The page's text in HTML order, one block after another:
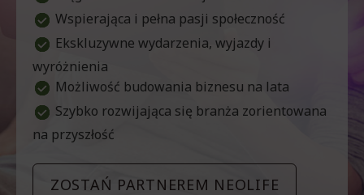
Wspierająca i pełna pasji społeczność
Ekskluzywne wydarzenia, wyjazdy i
wyróżnienia
Możliwość budowania biznesu na lata
Szybko rozwijająca się branża zorientowana
na przyszłość
ZOSTAŃ PARTNEREM NEOLIFE